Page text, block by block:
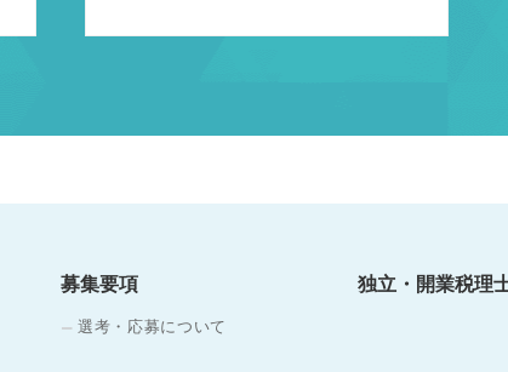
募集要項
選考・応募について
独立・開業税理